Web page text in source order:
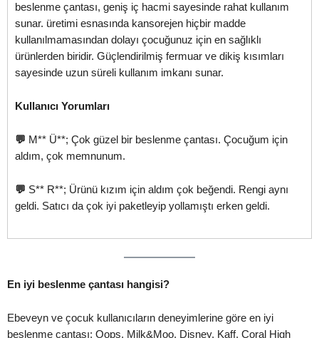
beslenme çantası, geniş iç hacmi sayesinde rahat kullanım
sunar. üretimi esnasında kansorejen hiçbir madde
kullanılmamasından dolayı çocuğunuz için en sağlıklı
ürünlerden biridir. Güçlendirilmiş fermuar ve dikiş kısımları
sayesinde uzun süreli kullanım imkanı sunar.
Kullanıcı Yorumları
💬 M** Ü**; Çok güzel bir beslenme çantası. Çocuğum için
aldım, çok memnunum.
💬 S** R**; Ürünü kızım için aldım çok beğendi. Rengi aynı
geldi. Satıcı da çok iyi paketleyip yollamıştı erken geldi.
En iyi beslenme çantası hangisi?
Ebeveyn ve çocuk kullanıcıların deneyimlerine göre en iyi
beslenme çantası; Oops, Milk&Moo, Disney, Kaff, Coral High